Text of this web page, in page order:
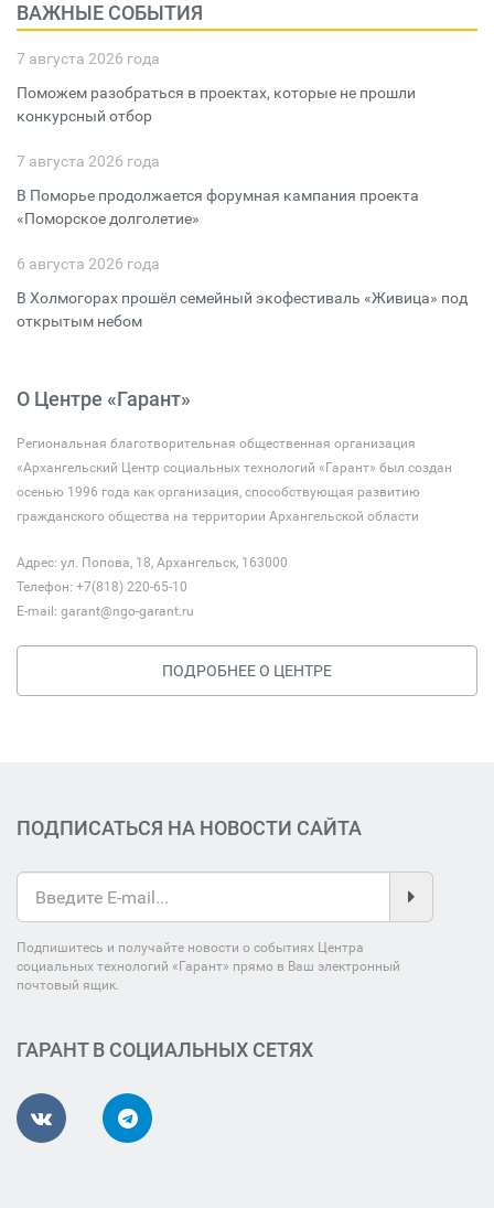
ВАЖНЫЕ СОБЫТИЯ
7 августа 2026 года
Поможем разобраться в проектах, которые не прошли
конкурсный отбор
7 августа 2026 года
В Поморье продолжается форумная кампания проекта
«Поморское долголетие»
6 августа 2026 года
В Холмогорах прошёл семейный экофестиваль «Живица» под
открытым небом
О Центре «Гарант»
Региональная благотворительная общественная организация
«Архангельский Центр социальных технологий «Гарант» был создан
осенью 1996 года как организация, способствующая развитию
гражданского общества на территории Архангельской области
Адрес: ул. Попова, 18, Архангельск, 163000
Телефон: +7(818) 220-65-10
E-mail: garant@ngo-garant.ru
ПОДРОБНЕЕ О ЦЕНТРЕ
ПОДПИСАТЬСЯ НА НОВОСТИ САЙТА
Подпишитесь и получайте новости о событиях Центра
социальных технологий «Гарант» прямо в Ваш электронный
почтовый ящик.
ГАРАНТ В СОЦИАЛЬНЫХ СЕТЯХ